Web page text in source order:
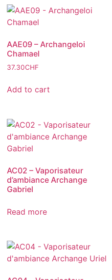
AAE09 – Archangeloi
Chamael
37.30CHF
Add to cart
AC02 – Vaporisateur
d’ambiance Archange
Gabriel
Read more